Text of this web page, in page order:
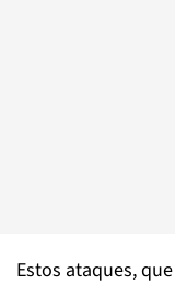
Estos ataques,